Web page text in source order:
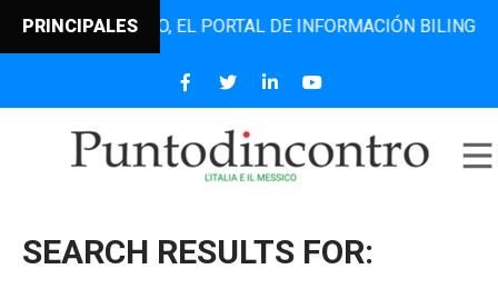
PRINCIPALESEL PORTAL DE INFORMACIÓN BILINGÜE QUE
SEARCH RESULTS FOR: